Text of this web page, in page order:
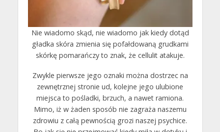
Nie wiadomo skąd, nie wiadomo jak kiedy dotąd
gładka skóra zmienia się pofałdowaną grudkami
skórkę pomarańczy to znak, że cellulit atakuje.
Zwykle pierwsze jego oznaki można dostrzec na
zewnętrznej stronie ud, kolejne jego ulubione
miejsca to pośladki, brzuch, a nawet ramiona.
Mimo, iż w żaden sposób nie zagraża naszemu
zdrowiu z całą pewnością grozi naszej psychice.